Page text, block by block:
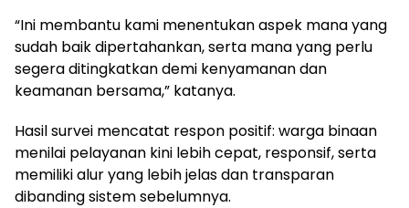
“Ini membantu kami menentukan aspek mana yang
sudah baik dipertahankan, serta mana yang perlu
segera ditingkatkan demi kenyamanan dan
keamanan bersama,” katanya.
Hasil survei mencatat respon positif: warga binaan
menilai pelayanan kini lebih cepat, responsif, serta
memiliki alur yang lebih jelas dan transparan
dibanding sistem sebelumnya.